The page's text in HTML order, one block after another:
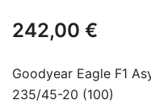
242,00 €
Goodyear Eagle F1
235/45-20 (100)